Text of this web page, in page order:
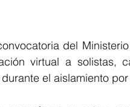
del
virtual a solistas,
el aislamiento